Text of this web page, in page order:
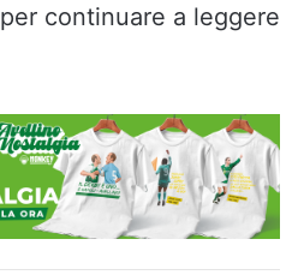
continuare a leggere